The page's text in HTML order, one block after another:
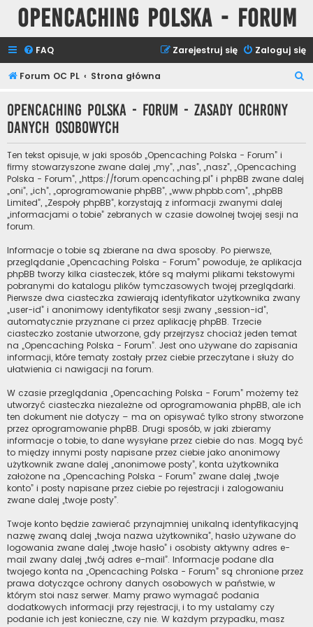
Opencaching Polska - Forum
FAQ Zaloguj się
Zarejestruj się
Forum OC PL Strona główna
Opencaching Polska - Forum - Zasady ochrony
danych osobowych
Ten tekst opisuje, w jaki sposób „Opencaching Polska - Forum” i
firmy stowarzyszone zwane dalej „my”, „nas”, „nasz”, „Opencaching
Polska - Forum”, „https://forum.opencaching.pl” i phpBB zwane dalej
„oni”, „ich”, „oprogramowanie phpBB”, „www.phpbb.com”, „phpBB
Limited”, „Zespoły phpBB”, korzystają z informacji zwanymi dalej
„informacjami o tobie” zebranych w czasie dowolnej twojej sesji na
forum.
Informacje o tobie są zbierane na dwa sposoby. Po pierwsze,
przeglądanie „Opencaching Polska - Forum” powoduje, że aplikacja
phpBB tworzy kilka ciasteczek, które są małymi plikami tekstowymi
pobranymi do katalogu plików tymczasowych twojej przeglądarki.
Pierwsze dwa ciasteczka zawierają identyfikator użytkownika zwany
„user-id” i anonimowy identyfikator sesji zwany „session-id”,
automatycznie przyznane ci przez aplikację phpBB. Trzecie
ciasteczko zostanie utworzone, gdy przejrzysz chociaż jeden temat
na „Opencaching Polska - Forum”. Jest ono używane do zapisania
informacji, które tematy zostały przez ciebie przeczytane i służy do
ułatwienia ci nawigacji na forum.
W czasie przeglądania „Opencaching Polska - Forum” możemy też
utworzyć ciasteczka niezależne od oprogramowania phpBB, ale ich
ten dokument nie dotyczy – ma on opisywać tylko strony stworzone
przez oprogramowanie phpBB. Drugi sposób, w jaki zbieramy
informacje o tobie, to dane wysyłane przez ciebie do nas. Mogą być
to między innymi posty napisane przez ciebie jako anonimowy
użytkownik zwane dalej „anonimowe posty”, konta użytkownika
założone na „Opencaching Polska - Forum” zwane dalej „twoje
konto” i posty napisane przez ciebie po rejestracji i zalogowaniu
zwane dalej „twoje posty”.
Twoje konto będzie zawierać przynajmniej unikalną identyfikacyjną
nazwę zwaną dalej „twoja nazwa użytkownika”, hasło używane do
logowania zwane dalej „twoje hasło” i osobisty aktywny adres e-
mail zwany dalej „twój adres e-mail”. Informacje podane dla
twojego konta na „Opencaching Polska - Forum” są chronione przez
prawa dotyczące ochrony danych osobowych w państwie, w
którym stoi nasz serwer. Mamy prawo wymagać podania
dodatkowych informacji przy rejestracji, i to my ustalamy czy
podanie ich jest konieczne, czy nie. W każdym przypadku, masz